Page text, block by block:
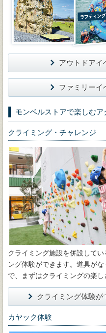
アウトドアイ
ファミリーイ
モンベルストアで楽しむア
クライミング・チャレンジ
クライミング施設を併設して
ング体験ができます。道具が
で、まずはクライミングの楽し
クライミング体験
カヤック体験